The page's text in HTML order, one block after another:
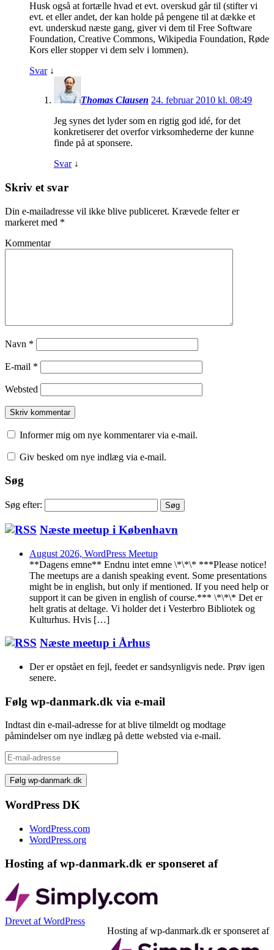
Husk også at fortælle hvad et evt. overskud går til (stifter vi
evt. et eller andet, der kan holde på pengene til at dække et
evt. underskud næste gang, giver vi dem til Free Software
Foundation, Creative Commons, Wikipedia Foundation, Røde
Kors eller stopper vi dem selv i lommen).
Svar ↓
Thomas Clausen 24. februar 2010 kl. 08:49
Jeg synes det lyder som en rigtig god idé, for det
konkretiserer det overfor virksomhederne der kunne
finde på at sponsere.
Svar ↓
Skriv et svar
Din e-mailadresse vil ikke blive publiceret. Krævede felter er
markeret med *
Kommentar
Navn *
E-mail *
Websted
Informer mig om nye kommentarer via e-mail.
Giv besked om nye indlæg via e-mail.
Søg
Søg efter:
Næste meetup i København
August 2026, WordPress Meetup
**Dagens emne** Endnu intet emne \*\*\* ***Please notice!
The meetups are a danish speaking event. Some presentations
might be in english, but only if mentioned. If you need help or
support it can be given in english of course.*** \*\*\* Det er
helt gratis at deltage. Vi holder det i Vesterbro Bibliotek og
Kulturhus. Hvis […]
Næste meetup i Århus
Der er opstået en fejl, feedet er sandsynligvis nede. Prøv igen
senere.
Følg wp-danmark.dk via e-mail
Indtast din e-mail-adresse for at blive tilmeldt og modtage
påmindelser om nye indlæg på dette websted via e-mail.
E-
mail-
adresse
WordPress DK
WordPress.com
WordPress.org
Hosting af wp-danmark.dk er sponseret af
Drevet af WordPress
Hosting af wp-danmark.dk er sponseret af